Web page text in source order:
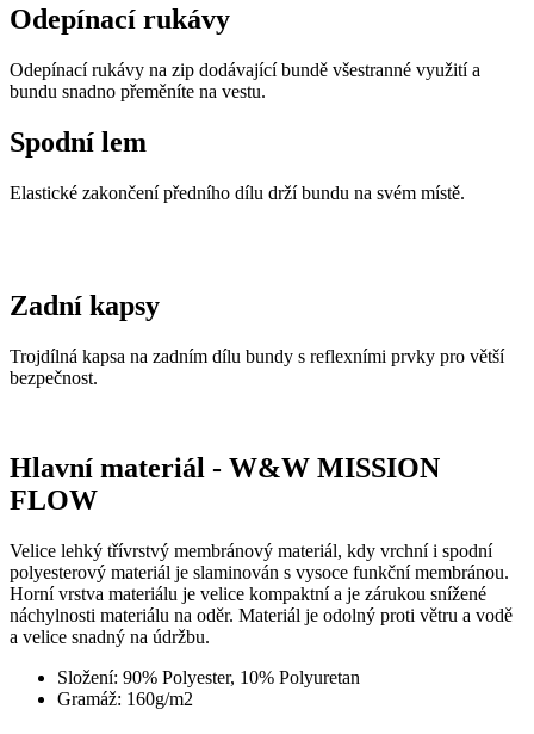
Odepínací rukávy
Odepínací rukávy na zip dodávající bundě všestranné využití a
bundu snadno přeměníte na vestu.
Spodní lem
Elastické zakončení předního dílu drží bundu na svém místě.
Zadní kapsy
Trojdílná kapsa na zadním dílu bundy s reflexními prvky pro větší
bezpečnost.
Hlavní materiál - W&W MISSION
FLOW
Velice lehký třívrstvý membránový materiál, kdy vrchní i spodní
polyesterový materiál je slaminován s vysoce funkční membránou.
Horní vrstva materiálu je velice kompaktní a je zárukou snížené
náchylnosti materiálu na oděr. Materiál je odolný proti větru a vodě
a velice snadný na údržbu.
Složení: 90% Polyester, 10% Polyuretan
Gramáž: 160g/m2